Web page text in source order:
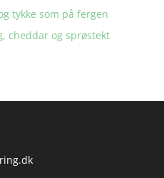
tykke som på fergen
cheddar og sprøstekt